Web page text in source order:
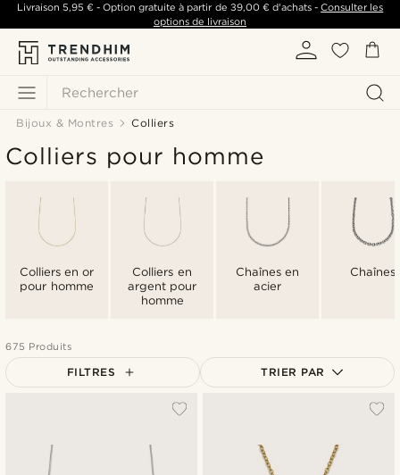
Rechercher
Livraison 5,95 €- Option gratuite à partir de 39,00 €d'achats -Consulter les
options de livraison
Bijoux & Montres Colliers
Colliers pour homme
Colliers en or
pour homme
Colliers en
argent pour
homme
Chaînes en
acier
Chaînes
675 Produits
FILTRES TRIER PAR
Prix croissant